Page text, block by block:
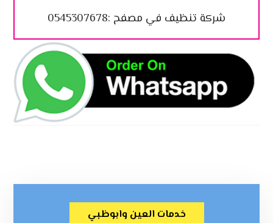
شركة تنظيف في مصفح :0545307678
خدمات العين وابوظبي